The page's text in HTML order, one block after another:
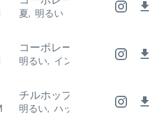
夏, 明るい
コーポレート コーポレート
明るい, インスピレーション 明
チルホップ チルホップ チ
明るい, ハッピー 明るい ハッ